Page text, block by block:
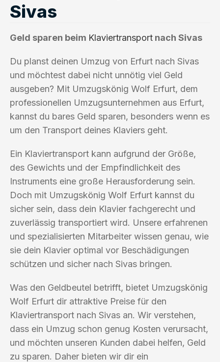
Sivas
Geld sparen beim Klaviertransport nach Sivas
Du planst deinen Umzug von Erfurt nach Sivas
und möchtest dabei nicht unnötig viel Geld
ausgeben? Mit Umzugskönig Wolf Erfurt, dem
professionellen Umzugsunternehmen aus Erfurt,
kannst du bares Geld sparen, besonders wenn es
um den Transport deines Klaviers geht.
Ein Klaviertransport kann aufgrund der Größe,
des Gewichts und der Empfindlichkeit des
Instruments eine große Herausforderung sein.
Doch mit Umzugskönig Wolf Erfurt kannst du
sicher sein, dass dein Klavier fachgerecht und
zuverlässig transportiert wird. Unsere erfahrenen
und spezialisierten Mitarbeiter wissen genau, wie
sie dein Klavier optimal vor Beschädigungen
schützen und sicher nach Sivas bringen.
Was den Geldbeutel betrifft, bietet Umzugskönig
Wolf Erfurt dir attraktive Preise für den
Klaviertransport nach Sivas an. Wir verstehen,
dass ein Umzug schon genug Kosten verursacht,
und möchten unseren Kunden dabei helfen, Geld
zu sparen. Daher bieten wir dir ein